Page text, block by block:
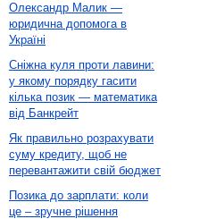
Олександр Малик —
юридична допомога в
Україні
Сніжна куля проти лавини:
у якому порядку гасити
кілька позик — математика
від Банкрейт
Як правильно розрахувати
суму кредиту, щоб не
перевантажити свій бюджет
Позика до зарплати: коли
це – зручне рішення